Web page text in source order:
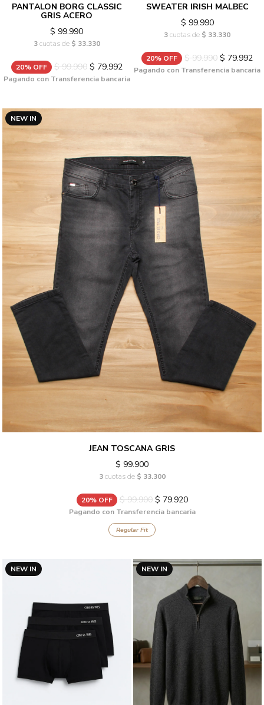
PANTALON BORG CLASSIC
GRIS ACERO
$ 99.990
3cuotas de $ 33.330
20% OFF $ 99.990$ 79.992
Pagando con Transferencia bancaria
SWEATER IRISH MALBEC
$ 99.990
3cuotas de $ 33.330
20% OFF $ 99.990 $ 79.992
Pagando con Transferencia bancaria
NEW IN
JEAN TOSCANA GRIS
$ 99.900
3cuotas de $ 33.300
20% OFF $ 99.900$ 79.920
Pagando con Transferencia bancaria
Regular Fit
NEW IN NEW IN